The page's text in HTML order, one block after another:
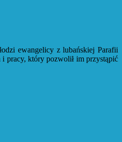
ewangelicy z lubańskiej Parafii
pracy, który pozwolił im przystąpić